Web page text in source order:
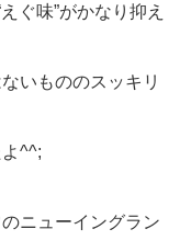
ぐ味”がかなり抑え
いもののスッキリ
^^;
ニューイングラン